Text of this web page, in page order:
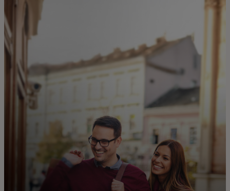
Для всего мира
Для новаторов
Новости и тренды